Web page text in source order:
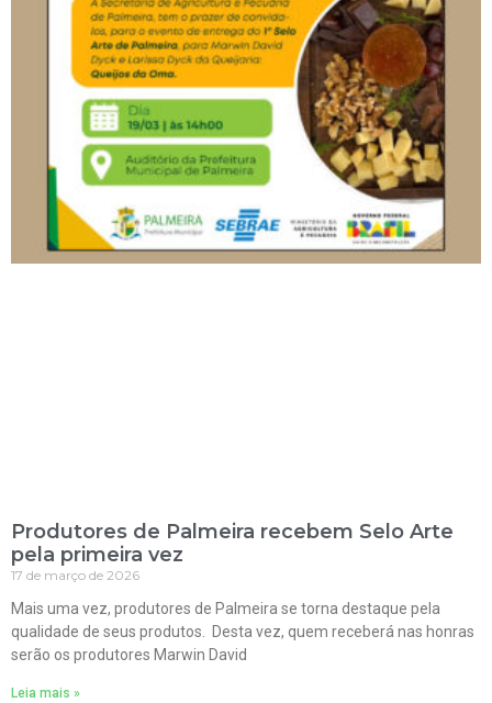
Produtores de Palmeira recebem Selo Arte
pela primeira vez
17 de março de 2026
Mais uma vez, produtores de Palmeira se torna destaque pela
qualidade de seus produtos. Desta vez, quem receberá nas honras
serão os produtores Marwin David
Leia mais »